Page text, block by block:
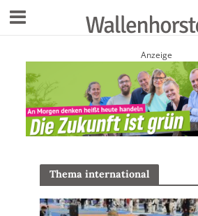
Anzeige
Thema international